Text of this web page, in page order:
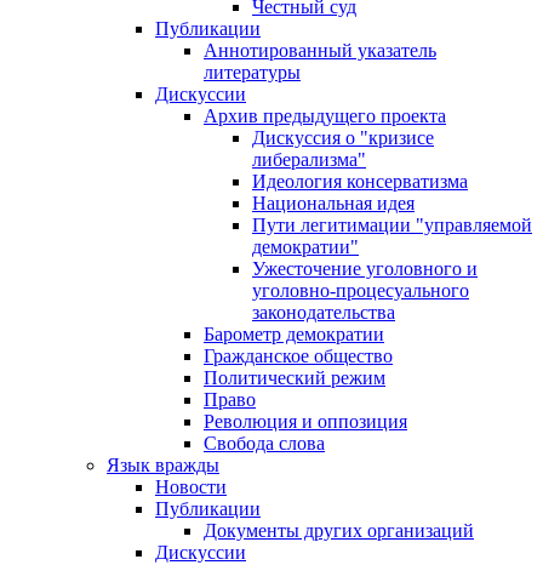
Честный суд
Публикации
Аннотированный указатель
литературы
Дискуссии
Архив предыдущего проекта
Дискуссия о "кризисе
либерализма"
Идеология консерватизма
Национальная идея
Пути легитимации "управляемой
демократии"
Ужесточение уголовного и
уголовно-процесуального
законодательства
Барометр демократии
Гражданское общество
Политический режим
Право
Революция и оппозиция
Свобода слова
Язык вражды
Новости
Публикации
Документы других организаций
Дискуссии